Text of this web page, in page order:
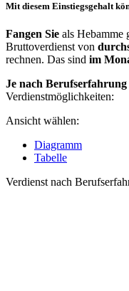
Mit diesem Einstiegsgehalt
Fangen Sie als Hebamme
Bruttoverdienst von
rechnen. Das sind im
Je nach Berufserfahrung
Verdienstmöglichkeiten:
Ansicht wählen:
Diagramm
Tabelle
Verdienst nach